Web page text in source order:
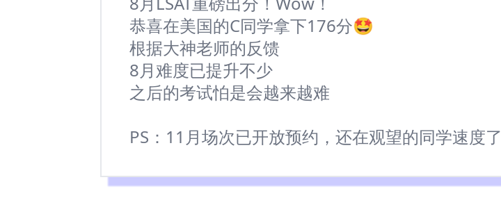
恭喜在美国的C同学拿下176分🤩
根据大神老师的反馈
8月难度已提升不少
之后的考试怕是会越来越难
PS：11月场次已开放预约，还在观望的同学速度了